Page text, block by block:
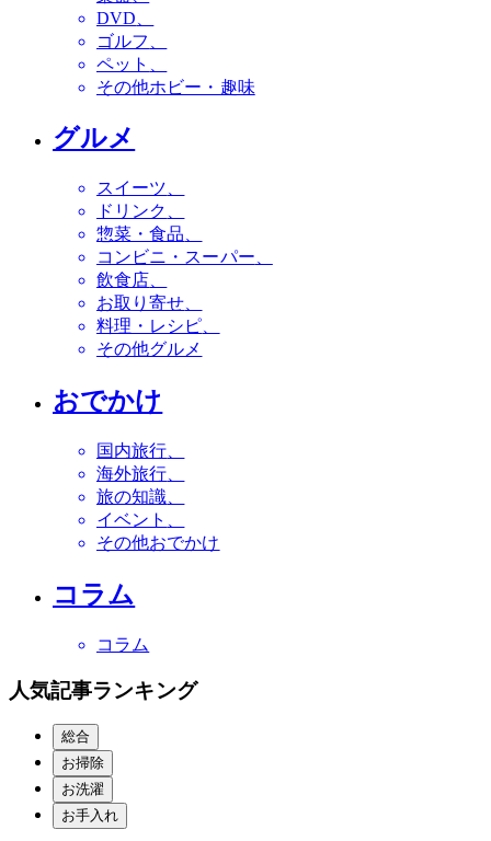
DVD
ゴルフ
ペット
その他ホビー・趣味
グルメ
スイーツ
ドリンク
惣菜・食品
コンビニ・スーパー
飲食店
お取り寄せ
料理・レシピ
その他グルメ
おでかけ
国内旅行
海外旅行
旅の知識
イベント
その他おでかけ
コラム
コラム
人気記事ランキング
総合
お掃除
お洗濯
お手入れ